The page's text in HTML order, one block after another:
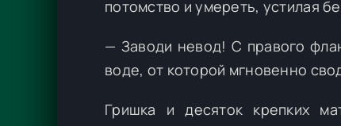
потомство и умереть, устилая
— Заводи невод! С правого
воде, от которой мгновенно
Гришка и десяток крепких